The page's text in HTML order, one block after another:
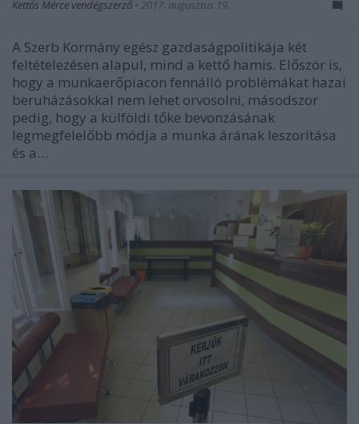
Kettős Mérce vendégszerző • 2017. augusztus 19.
A Szerb Kormány egész gazdaságpolitikája két
feltételezésen alapul, mind a kettő hamis. Először is,
hogy a munkaerőpiacon fennálló problémákat hazai
beruházásokkal nem lehet orvosolni, másodszor
pedig, hogy a külföldi tőke bevonzásának
legmegfelelőbb módja a munka árának leszorítása
és a…